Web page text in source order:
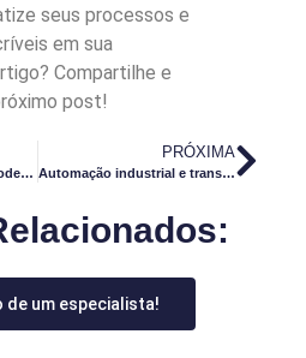
seus processos e
em sua
Compartilhe e
post!
Máquina em comodato pode ser a solução para a sua produção
PRÓXIMA
Automação industrial e transformação digital: qual a relação?
de um especialista!